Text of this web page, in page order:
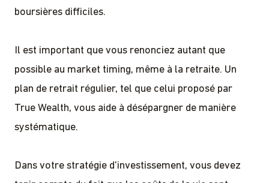
boursières difficiles.
Il est important que vous renonciez autant que
possible au market timing, même à la retraite. Un
plan de retrait régulier, tel que celui proposé par
True Wealth, vous aide à désépargner de manière
systématique.
Dans votre stratégie d'investissement, vous devez